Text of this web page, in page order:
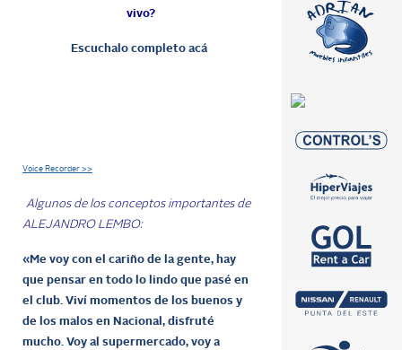
vivo?
Escuchalo completo acá
Voice Recorder >>
Algunos de los conceptos importantes de
ALEJANDRO LEMBO:
«Me voy con el cariño de la gente, hay
que pensar en todo lo lindo que pasé en
el club. Viví momentos de los buenos y
de los malos en Nacional, disfruté
mucho. Voy al supermercado, voy a